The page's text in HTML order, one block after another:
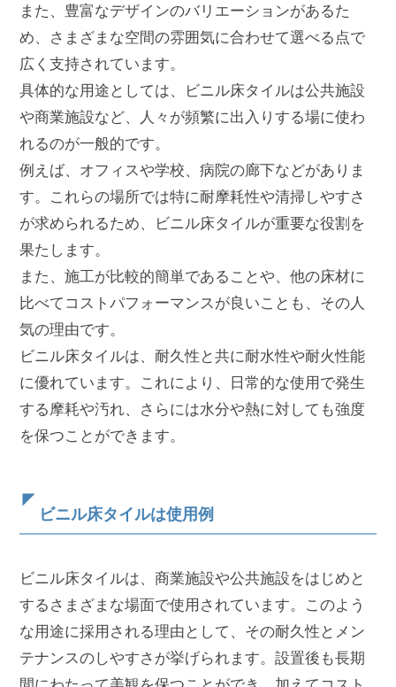
また、豊富なデザインのバリエーションがあるた
め、さまざまな空間の雰囲気に合わせて選べる点で
広く支持されています。
具体的な用途としては、ビニル床タイルは公共施設
や商業施設など、人々が頻繁に出入りする場に使わ
れるのが一般的です。
例えば、オフィスや学校、病院の廊下などがありま
す。これらの場所では特に耐摩耗性や清掃しやすさ
が求められるため、ビニル床タイルが重要な役割を
果たします。
また、施工が比較的簡単であることや、他の床材に
比べてコストパフォーマンスが良いことも、その人
気の理由です。
ビニル床タイルは、耐久性と共に耐水性や耐火性能
に優れています。これにより、日常的な使用で発生
する摩耗や汚れ、さらには水分や熱に対しても強度
を保つことができます。
ビニル床タイルは使用例
ビニル床タイルは、商業施設や公共施設をはじめと
するさまざまな場面で使用されています。このよう
な用途に採用される理由として、その耐久性とメン
テナンスのしやすさが挙げられます。設置後も長期